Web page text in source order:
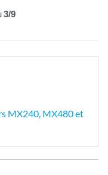
3/9
MX240, MX480 et